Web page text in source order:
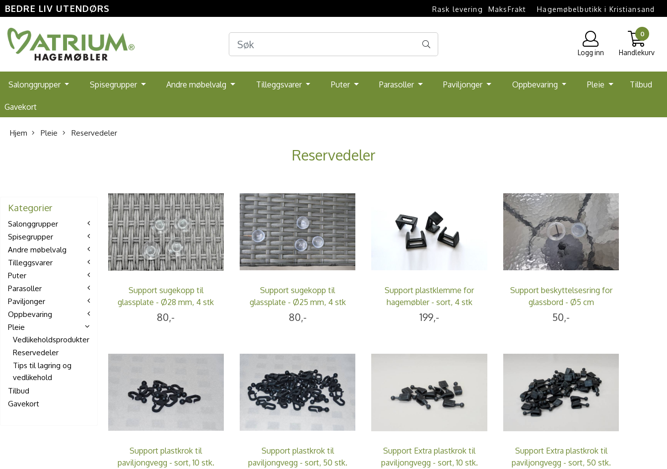
BEDRE LIV UTENDØRS Rask levering  MaksFrakt Hagemøbelbutikk i Kristiansand
Logg inn
0
Handlekurv
Salonggrupper Spisegrupper Andre møbelvalg Tilleggsvarer Puter Parasoller Paviljonger Oppbevaring Pleie Tilbud
Gavekort
Hjem Pleie Reservedeler
Reservedeler
Kategorier
Salonggrupper
Spisegrupper
Andre møbelvalg
Tilleggsvarer
Puter
Parasoller
Paviljonger
Oppbevaring
Pleie
Vedlikeholdsprodukter
Reservedeler
Tips til lagring og
vedlikehold
Tilbud
Gavekort
Support sugekopp til
glassplate - Ø28 mm, 4 stk
80,-
Support sugekopp til
glassplate - Ø25 mm, 4 stk
80,-
Support plastklemme for
hagemøbler - sort, 4 stk
199,-
Support beskyttelsesring for
glassbord - Ø5 cm
50,-
Support plastkrok til
paviljongvegg - sort, 10 stk.
Support plastkrok til
paviljongvegg - sort, 50 stk.
Support Extra plastkrok til
paviljongvegg - sort, 10 stk.
Support Extra plastkrok til
paviljongvegg - sort, 50 stk.